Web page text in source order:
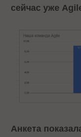
сейчас уже
Анкета